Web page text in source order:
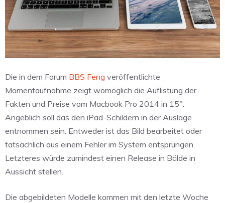
Die in dem Forum BBS Feng veröffentlichte
Momentaufnahme zeigt womöglich die Auflistung der
Fakten und Preise vom Macbook Pro 2014 in 15".
Angeblich soll das den iPad-Schildern in der Auslage
entnommen sein. Entweder ist das Bild bearbeitet oder
tatsächlich aus einem Fehler im System entsprungen.
Letzteres würde zumindest einen Release in Bälde in
Aussicht stellen.
Die abgebildeten Modelle kommen mit den letzte Woche